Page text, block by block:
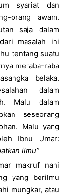
syariat dan
orang awam.
saja dalam
masalah ini
tentang suatu
meraba-raba
belaka.
dalam
Malu dalam
seseorang
Malu yang
Ibnu Umar:
ilmu”.
makruf nahi
yang berilmu
mungkar, atau